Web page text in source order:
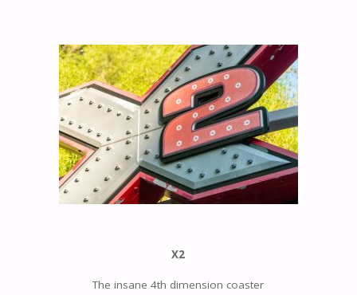
X2
The insane 4th dimension coaster